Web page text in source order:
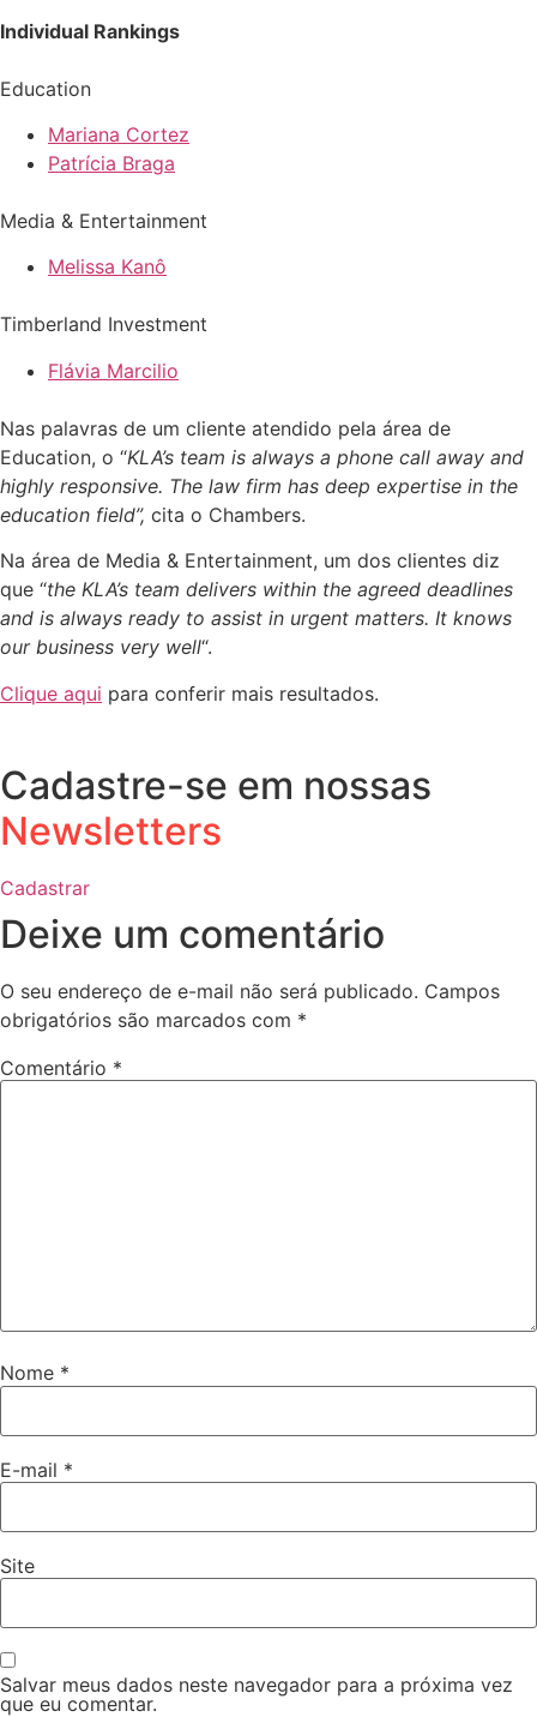
Individual Rankings
Education
Mariana Cortez
Patrícia Braga
Media & Entertainment
Melissa Kanô
Timberland Investment
Flávia Marcilio
Nas palavras de um cliente atendido pela área de
Education, o “KLA’s team is always a phone call away and
highly responsive. The law firm has deep expertise in the
education field”, cita o Chambers.
Na área de Media & Entertainment, um dos clientes diz
que “the KLA’s team delivers within the agreed deadlines
and is always ready to assist in urgent matters. It knows
our business very well“.
Clique aqui para conferir mais resultados.
Cadastre-se em nossas
Newsletters
Cadastrar
Deixe um comentário
O seu endereço de e-mail não será publicado. Campos
obrigatórios são marcados com *
Comentário *
Nome *
E-mail *
Site
Salvar meus dados neste navegador para a próxima vez
que eu comentar.